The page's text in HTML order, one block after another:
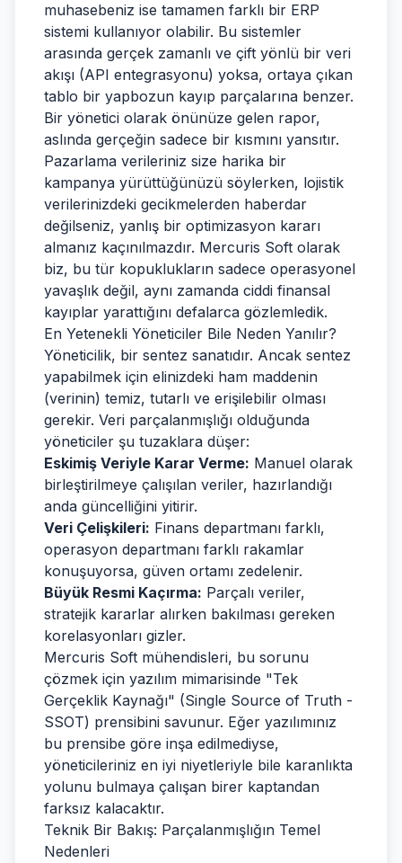
muhasebeniz ise tamamen farklı bir ERP
sistemi kullanıyor olabilir. Bu sistemler
arasında gerçek zamanlı ve çift yönlü bir veri
akışı (API entegrasyonu) yoksa, ortaya çıkan
tablo bir yapbozun kayıp parçalarına benzer.
Bir yönetici olarak önünüze gelen rapor,
aslında gerçeğin sadece bir kısmını yansıtır.
Pazarlama verileriniz size harika bir
kampanya yürüttüğünüzü söylerken, lojistik
verilerinizdeki gecikmelerden haberdar
değilseniz, yanlış bir optimizasyon kararı
almanız kaçınılmazdır. Mercuris Soft olarak
biz, bu tür kopuklukların sadece operasyonel
yavaşlık değil, aynı zamanda ciddi finansal
kayıplar yarattığını defalarca gözlemledik.
En Yetenekli Yöneticiler Bile Neden Yanılır?
Yöneticilik, bir sentez sanatıdır. Ancak sentez
yapabilmek için elinizdeki ham maddenin
(verinin) temiz, tutarlı ve erişilebilir olması
gerekir. Veri parçalanmışlığı olduğunda
yöneticiler şu tuzaklara düşer:
Eskimiş Veriyle Karar Verme: Manuel olarak
birleştirilmeye çalışılan veriler, hazırlandığı
anda güncelliğini yitirir.
Veri Çelişkileri: Finans departmanı farklı,
operasyon departmanı farklı rakamlar
konuşuyorsa, güven ortamı zedelenir.
Büyük Resmi Kaçırma: Parçalı veriler,
stratejik kararlar alırken bakılması gereken
korelasyonları gizler.
Mercuris Soft mühendisleri, bu sorunu
çözmek için yazılım mimarisinde "Tek
Gerçeklik Kaynağı" (Single Source of Truth -
SSOT) prensibini savunur. Eğer yazılımınız
bu prensibe göre inşa edilmediyse,
yöneticileriniz en iyi niyetleriyle bile karanlıkta
yolunu bulmaya çalışan birer kaptandan
farksız kalacaktır.
Teknik Bir Bakış: Parçalanmışlığın Temel
Nedenleri